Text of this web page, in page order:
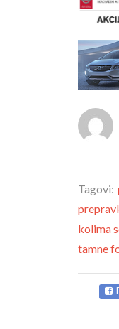
Tagovi:
kolima
tamne